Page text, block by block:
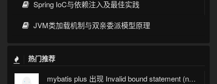
Spring IoC与依赖注入及最佳实践
JVM类加载机制与双亲委派模型原理
热门推荐
mybatis plus 出现 Invalid bound statement (not found)